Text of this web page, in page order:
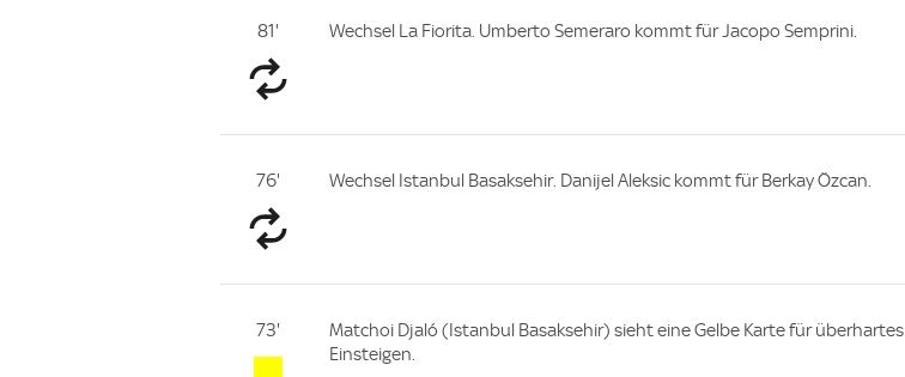
81' Wechsel La Fiorita. Umberto Semeraro kommt für Jacopo Semprini.
76' Wechsel Istanbul Basaksehir. Danijel Aleksic kommt für Berkay Özcan.
73'
Matchoi Djaló (Istanbul Basaksehir) sieht eine Gelbe Karte für überhartes
Einsteigen.